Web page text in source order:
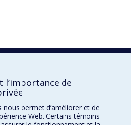
l’importance de
nous permet d’améliorer et de
Web. Certains témoins